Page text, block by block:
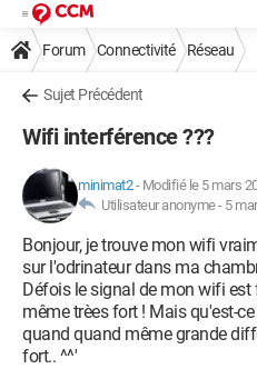
Forum Connectivité Réseau
Sujet Précédent
Wifi interférence ???
minimat2- Modifié le 5 mars
Utilisateur anonyme - 5
Bonjour, je trouve mon wifi
sur l'odrinateur dans ma
Défois le signal de mon wifi
même trèes fort ! Mais qu'est-
quand quand même grande
fort.. ^^'